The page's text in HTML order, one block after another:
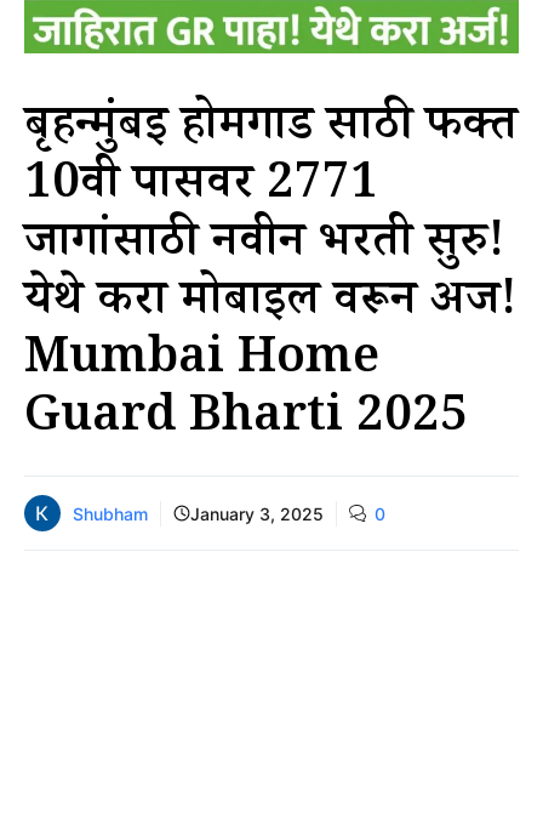
बृहन्मुंबई होमगार्ड साठी फक्त
10वी पासवर 2771
जागांसाठी नवीन भरती सुरु!
येथे करा मोबाईल वरून अर्ज!
Mumbai Home
Guard Bharti 2025
Shubham January 3, 2025 0